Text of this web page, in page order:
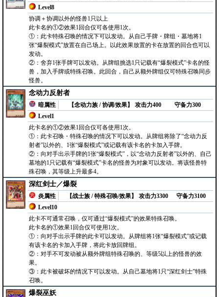
Level8
协调＋协调以外的怪兽1只以上
此卡名的①②效果1回合仅可各使用1次。
①：此卡特殊召唤的情况下可以发动。从自己手牌・牌组・墓地将1
张“爆裂模式”放置在自己场上。以此效果放置的卡在放置的回合也可以
发动。
②：舍弃1张手牌可以发动。从牌组挑选1只记载有“爆裂模式”卡名的怪
兽，加入手牌或特殊召唤。此回合，自己从额外牌组仅可特殊召唤同步
怪兽。
念动力反射者
暗属性
【念动力族 / 协调/效果】
Level1
攻击力400 守备力300
此卡名的①②效果1回合仅可各使用1次。
①：此卡召唤・特殊召唤的情况下可以发动。从牌组将除了“念动力反
射者”以外的、1张“爆裂模式”或记载有该卡名的卡加入手牌。
②：向对手出示手牌的1张“爆裂模式”，以“念动力反射者”以外的、自己
墓地的1只记载有“爆裂模式”卡名的怪兽为对象可以发动。将该怪兽特
殊召唤，其等级上升最多4。
深红剑士／爆裂
炎属性
【战士族 / 特殊召唤/效果】
Level10
攻击力3300 守备力3100
此卡不可通常召唤，仅可通过“爆裂模式”的效果特殊召唤。
此卡名的①效果1回合仅可使用1次。
①：向对手出示手牌的此卡可以发动。从牌组将1张“爆裂模式”或记载
有该卡名的卡加入手牌，将此卡放回牌组。
②：对手不可发动被从额外牌组特殊召唤的、等级5以上的怪兽的效
果。
③：此卡被破坏的情况下可以发动。从自己墓地将1只“深红剑士”特殊
召唤。
爆裂巫妖